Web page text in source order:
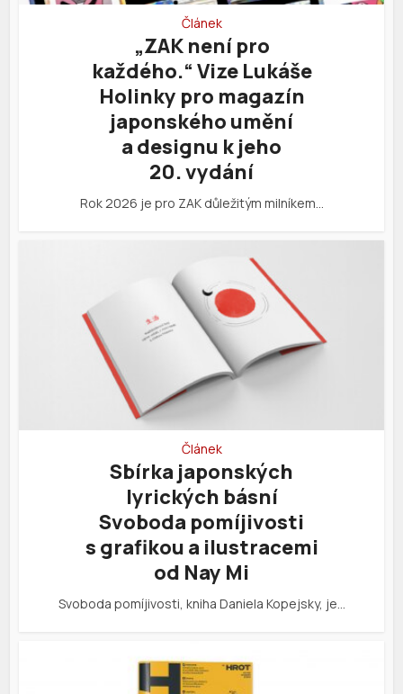
Článek
„ZAK není pro
každého.“ Vize Lukáše
Holinky pro magazín
japonského umění
a designu k jeho
20. vydání
Rok 2026 je pro ZAK důležitým milníkem…
Článek
Sbírka japonských
lyrických básní
Svoboda pomíjivosti
s grafikou a ilustracemi
od Nay Mi
Svoboda pomíjivosti, kniha Daniela Kopejsky, je…